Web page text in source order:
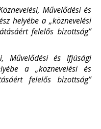
Művelődési és
helyébe a „köznevelési
felelős bizottság”
Művelődési és Ifjúsági
a „köznevelési és
felelős bizottság”